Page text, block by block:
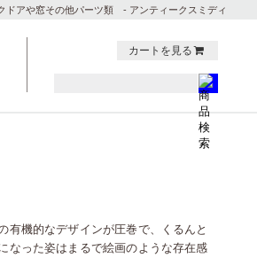
ドアや窓その他パーツ類 - アンティークスミディ
カートを見る
有機的なデザインが圧巻で、くるんと
なった姿はまるで絵画のような存在感